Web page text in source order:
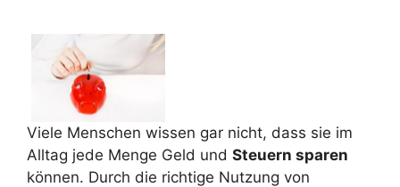
Viele Menschen wissen gar nicht, dass sie im
Alltag jede Menge Geld und Steuern sparen
können. Durch die richtige Nutzung von